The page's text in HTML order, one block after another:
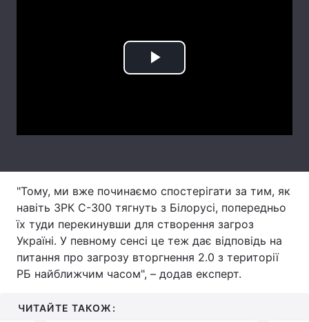
Play
"Тому, ми вже починаємо спостерігати за тим, як
навіть ЗРК С-300 тягнуть з Білорусі, попередньо
їх туди перекинувши для створення загроз
Україні. У певному сенсі це теж дає відповідь на
питання про загрозу вторгнення 2.0 з території
РБ найближчим часом", – додав експерт.
ЧИТАЙТЕ ТАКОЖ: